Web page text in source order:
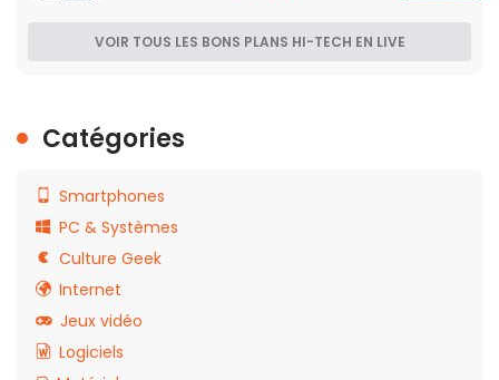
VOIR TOUS LES BONS PLANS HI-TECH EN LIVE
Catégories
Smartphones
PC & Systèmes
Culture Geek
Internet
Jeux vidéo
Logiciels